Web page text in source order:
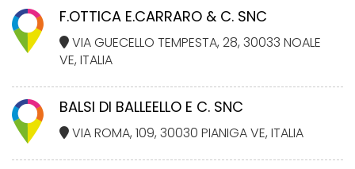
F.OTTICA E.CARRARO & C. SNC
VIA GUECELLO TEMPESTA, 28, 30033 NOALE
VE, ITALIA
BALSI DI BALLEELLO E C. SNC
VIA ROMA, 109, 30030 PIANIGA VE, ITALIA